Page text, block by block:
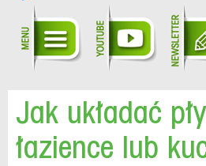
Jak układać
łazience lub